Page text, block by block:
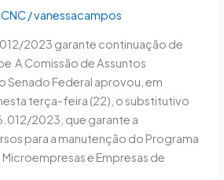
CNC/vanessacampos
2023 garante continuação de
A Comissão de Assuntos
Senado Federal aprovou, em
terça-feira (22), o substitutivo
2023, que garante a
para a manutenção do Programa
e Empresas de